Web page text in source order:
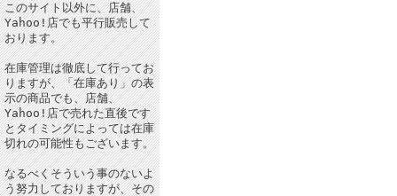
このサイト以外に、店舗、
Yahoo!店でも平行販売して
おります。
在庫管理は徹底して行ってお
りますが、「在庫あり」の表
示の商品でも、店舗、
Yahoo!店で売れた直後です
とタイミングによっては在庫
切れの可能性もございます。
なるべくそういう事のないよ
う努力しておりますが、その